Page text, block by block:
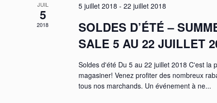
JUIL
5
2018
5 juillet 2018 -22 juillet 2018
SOLDES D’ÉTÉ –
SALE 5 AU 22 JUILLET
Soldes d'été Du 5 au 22 juillet 2018 C'est la
magasiner! Venez profiter des nombreux
tous nos marchands. Un événement à ne...